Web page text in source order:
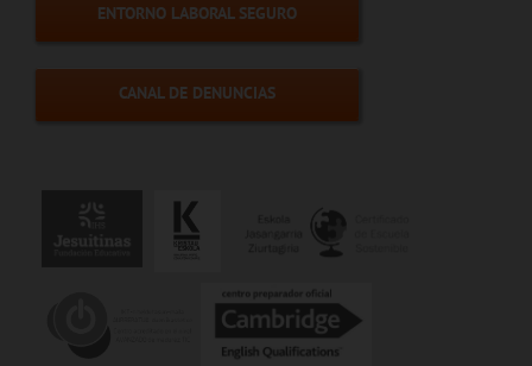
ENTORNO LABORAL SEGURO
CANAL DE DENUNCIAS